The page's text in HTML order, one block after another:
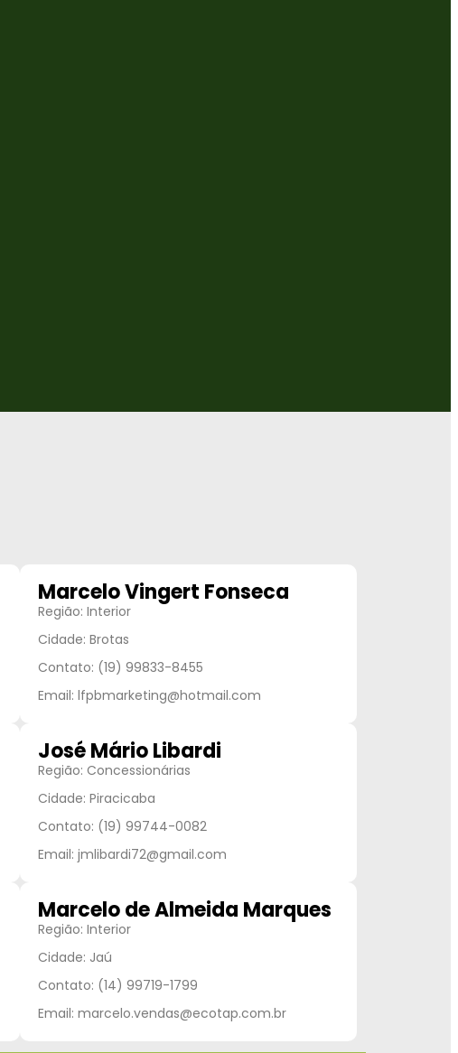
Marcelo Vingert Fonseca
Região: Interior
Cidade: Brotas
Contato: (19) 99833-8455
Email: lfpbmarketing@hotmail.com
José Mário Libardi
Região: Concessionárias
Cidade: Piracicaba
Contato: (19) 99744-0082
Email: jmlibardi72@gmail.com
Marcelo de Almeida Marques
Região: Interior
Cidade: Jaú
Contato: (14) 99719-1799
Email: marcelo.vendas@ecotap.com.br